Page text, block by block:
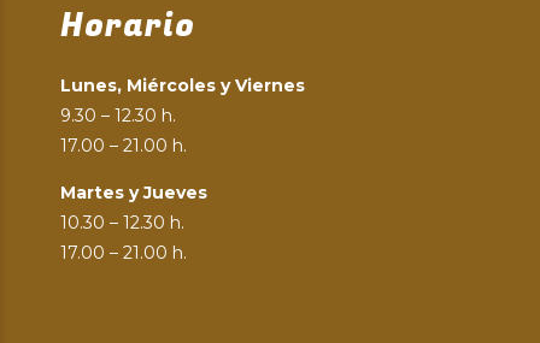
Horario
Lunes, Miércoles y Viernes
9.30 – 12.30 h.
17.00 – 21.00 h.
Martes y Jueves
10.30 – 12.30 h.
17.00 – 21.00 h.